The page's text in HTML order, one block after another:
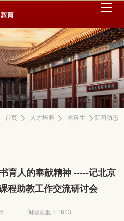
首页 人才培养 本科生 新闻动态
育人的奉献精神 -----记北京
程助教工作交流研讨会
阅读次数： 1623